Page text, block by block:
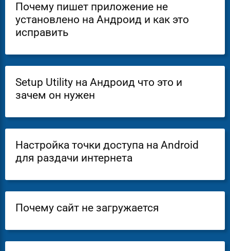
Почему пишет приложение не
установлено на Андроид и как это
исправить
Setup Utility на Андроид что это и
зачем он нужен
Настройка точки доступа на Android
для раздачи интернета
Почему сайт не загружается